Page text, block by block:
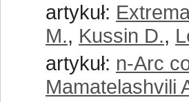
artykuł:
M., Kussin D.,
artykuł: n-Arc
Mamatelashvili